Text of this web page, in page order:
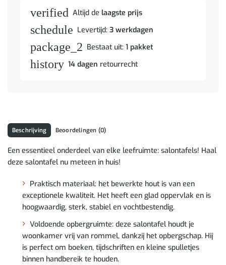
verified Altijd de laagste prijs
schedule Levertijd: 3 werkdagen
package_2 Bestaat uit: 1 pakket
history 14 dagen retourrecht
Beschrijving Beoordelingen (0)
Een essentieel onderdeel van elke leefruimte: salontafels! Haal
deze salontafel nu meteen in huis!
Praktisch materiaal: het bewerkte hout is van een
exceptionele kwaliteit. Het heeft een glad oppervlak en is
hoogwaardig, sterk, stabiel en vochtbestendig.
Voldoende opbergruimte: deze salontafel houdt je
woonkamer vrij van rommel, dankzij het opbergschap. Hij
is perfect om boeken, tijdschriften en kleine spulletjes
binnen handbereik te houden.